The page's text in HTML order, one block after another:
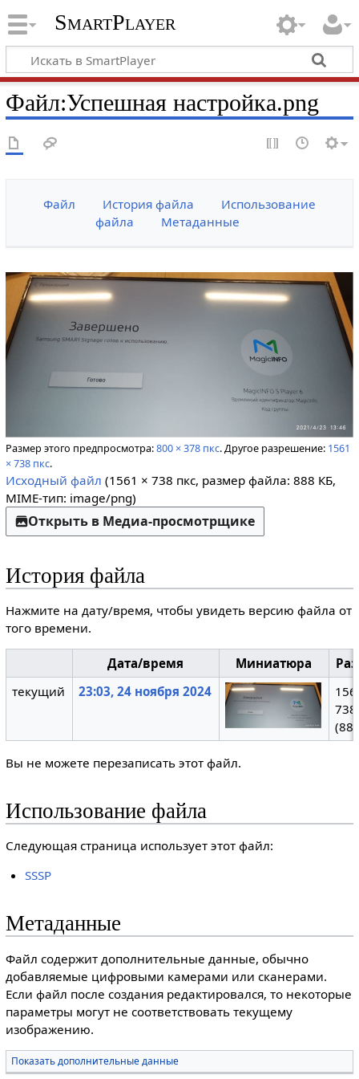
SmartPlayer
Файл:Успешная настройка.png
Файл История файла
Использование
файла
Метаданные
Размер этого предпросмотра:800 × 378 пкс.Другое разрешение: 1561
× 738 пкс.
Исходный файл (1561 × 738 пкс, размер файла: 888 КБ,
MIME-тип: image/png)
Открыть в Медиа-просмотрщике
История файла
Нажмите на дату/время, чтобы увидеть версию файла от
того времени.
Дата/время Миниатюра
текущий
23:03, 24 ноября 2024
738
Вы не можете перезаписать этот файл.
Использование файла
Следующая страница использует этот файл:
SSSP
Метаданные
Файл содержит дополнительные данные, обычно
добавляемые цифровыми камерами или сканерами.
Если файл после создания редактировался, то некоторые
параметры могут не соответствовать текущему
изображению.
Показать дополнительные данные